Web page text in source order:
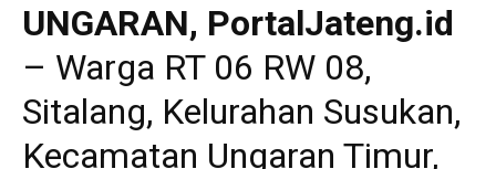
UNGARAN, PortalJateng.id
– Warga RT 06 RW 08,
Sitalang, Kelurahan Susukan,
Kecamatan Ungaran Timur,